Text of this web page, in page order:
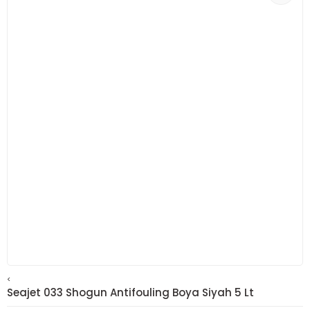
<
Seajet 033 Shogun Antifouling Boya Siyah 5 Lt